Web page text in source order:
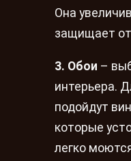
Она
защищает от
3. Обои –
интерьера.
подойдут
которые
легко